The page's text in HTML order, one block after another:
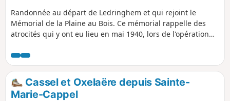
Randonnée au départ de Ledringhem et qui rejoint le
Mémorial de la Plaine au Bois. Ce mémorial rappelle des
atrocités qui y ont eu lieu en mai 1940, lors de l'opération
Peene avant qu'elle ne rejoigne l'Yser. La plupart des
chemins de cette randonnée sont goudronnés mais on y
rencontre que peu de voitures.
Cassel et Oxelaëre depuis Sainte-
Marie-Cappel